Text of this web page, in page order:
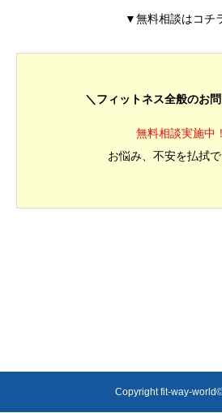
▼無料相談はコチ
＼フィットネス全般のお
無料相談実施中！
お悩み、不安を払拭
Copyright fit-way-